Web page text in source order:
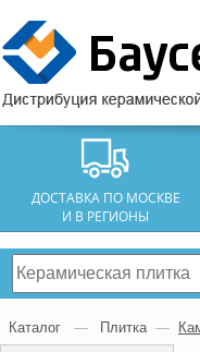
ДОСТАВКА ПО МОСКВЕ
И В РЕГИОНЫ
Каталог — Плитка —